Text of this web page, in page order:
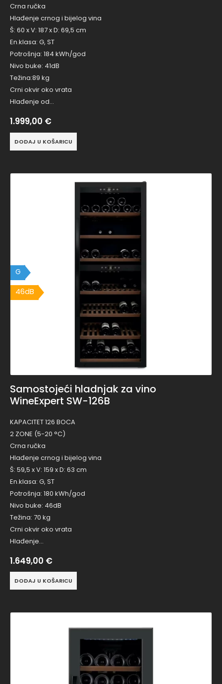
Crna ručka
Hlađenje crnog i bijelog vina
Š: 60 x V: 187 x D: 69,5 cm
En.klasa: G, ST
Potrošnja: 184 kWh/god
Nivo buke: 41dB
Težina:89 kg
Crni okvir oko vrata
Hlađenje od…
1.999,00 €
DODAJ U KOŠARICU
46dB
G
Samostojeći hladnjak za vino
WineExpert SW-126B
KAPACITET 126 BOCA
2 ZONE (5-20 °C)
Crna ručka
Hlađenje crnog i bijelog vina
Š: 59,5 x V: 159 x D: 63 cm
En.klasa: G, ST
Potrošnja: 180 kWh/god
Nivo buke: 46dB
Težina: 70 kg
Crni okvir oko vrata
Hlađenje…
1.649,00 €
DODAJ U KOŠARICU